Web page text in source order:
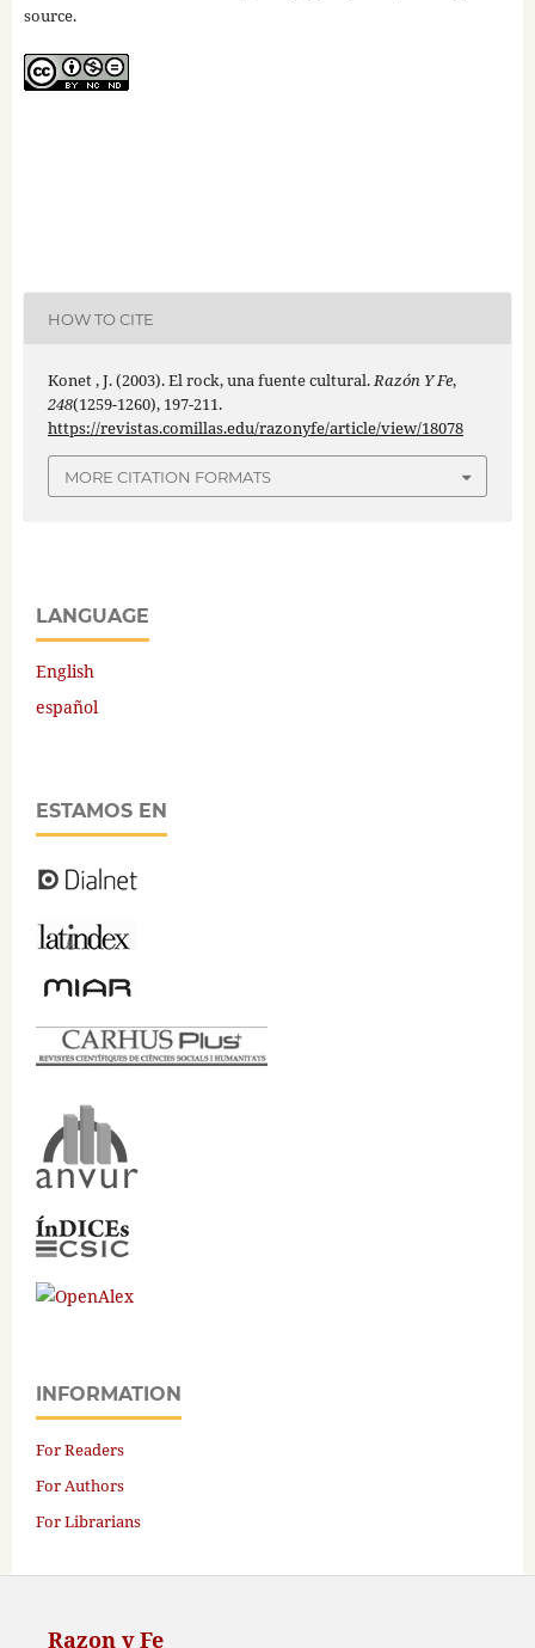
source.
HOW TO CITE
Konet , J. (2003). El rock, una fuente cultural.Razón Y Fe,
248(1259-1260), 197-211.
https://revistas.comillas.edu/razonyfe/article/view/18078
MORE CITATION FORMATS
LANGUAGE
English
español
ESTAMOS EN
INFORMATION
For Readers
For Authors
For Librarians
Razon y Fe